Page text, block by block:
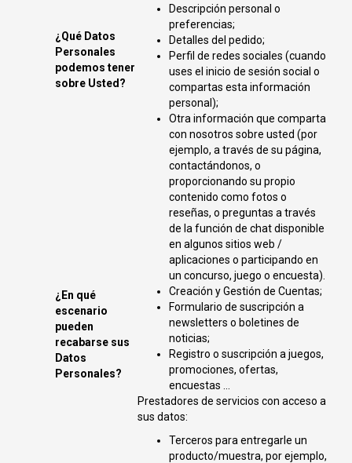
¿Qué Datos
Personales
podemos tener
sobre Usted?
Descripción personal o
preferencias;
Detalles del pedido;
Perfil de redes sociales (cuando
uses el inicio de sesión social o
compartas esta información
personal);
Otra información que comparta
con nosotros sobre usted (por
ejemplo, a través de su página,
contactándonos, o
proporcionando su propio
contenido como fotos o
reseñas, o preguntas a través
de la función de chat disponible
en algunos sitios web /
aplicaciones o participando en
un concurso, juego o encuesta).
¿En qué
escenario
pueden
recabarse sus
Datos
Personales?
Creación y Gestión de Cuentas;
Formulario de suscripción a
newsletters o boletines de
noticias;
Registro o suscripción a juegos,
promociones, ofertas,
encuestas ...
Prestadores de servicios con acceso a
sus datos:
Terceros para entregarle un
producto/muestra, por ejemplo,